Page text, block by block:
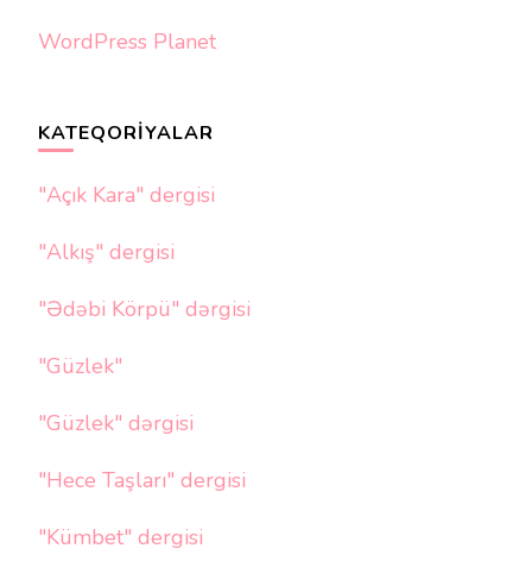
WordPress Planet
KATEQORIYALAR
"Açık Kara" dergisi
"Alkış" dergisi
"Ədəbi Körpü" dərgisi
"Güzlek"
"Güzlek" dərgisi
"Hece Taşları" dergisi
"Kümbet" dergisi